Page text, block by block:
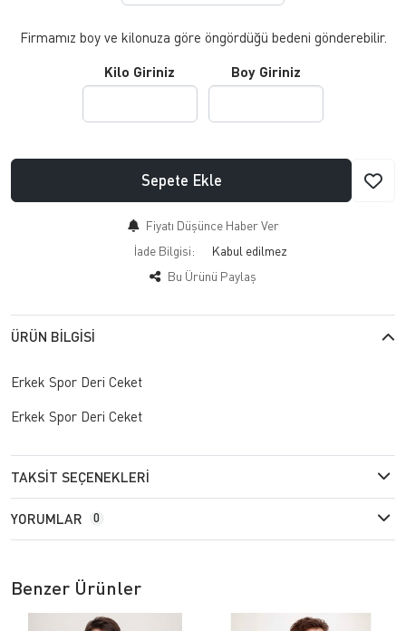
Firmamız boy ve kilonuza göre öngördüğü bedeni gönderebilir.
Kilo Giriniz Boy Giriniz
Sepete Ekle
Fiyatı Düşünce Haber Ver
İade Bilgisi:
Bu Ürünü Paylaş
ÜRÜN BILGISI
Erkek Spor Deri Ceket
Erkek Spor Deri Ceket
TAKSIT SEÇENEKLERI
YORUMLAR 0
Benzer Ürünler